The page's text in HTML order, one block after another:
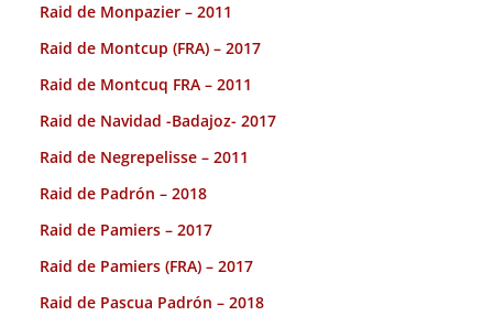
Raid de Monpazier – 2011
Raid de Montcup (FRA) – 2017
Raid de Montcuq FRA – 2011
Raid de Navidad -Badajoz- 2017
Raid de Negrepelisse – 2011
Raid de Padrón – 2018
Raid de Pamiers – 2017
Raid de Pamiers (FRA) – 2017
Raid de Pascua Padrón – 2018